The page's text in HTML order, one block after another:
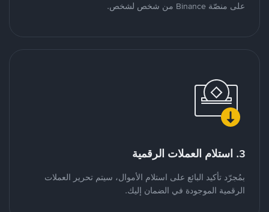
على منصّة Binance من شخص لشخص.
3. استلام العملات الرقمية
بمُجرّد تأكيد البائع على استلام الأموال، سيتم تحرير العملات
الرقمية الموجودة في الضمان إليك.